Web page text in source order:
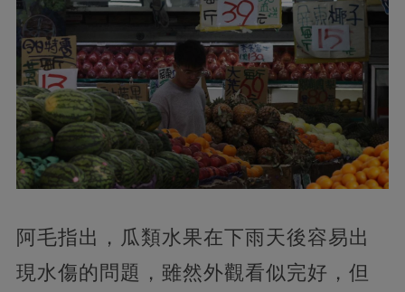
阿毛指出，瓜類水果在下雨天後容易出
現水傷的問題，雖然外觀看似完好，但